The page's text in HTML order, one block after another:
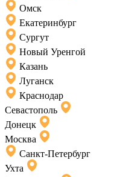
Омск
Екатеринбург
Сургут
Новый Уренгой
Казань
Луганск
Краснодар
Севастополь
Донецк
Москва
Санкт-Петербург
Ухта